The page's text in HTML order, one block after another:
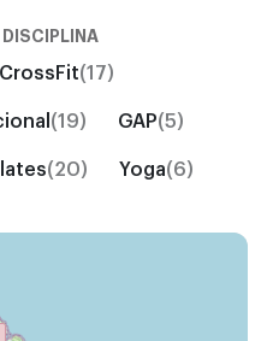
DISCIPLINA
CrossFit(17)
(19) GAP(5)
(20) Yoga(6)